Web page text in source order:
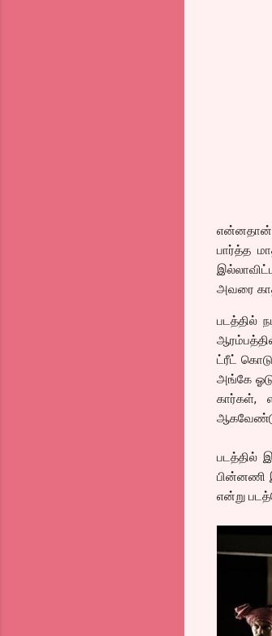
என்னதான்
பார்த்த
அவரை
படத்தில்
ட்ரீட்
அங்கே
கார்கள்,
படத்தில்
பின்னணி
என்று